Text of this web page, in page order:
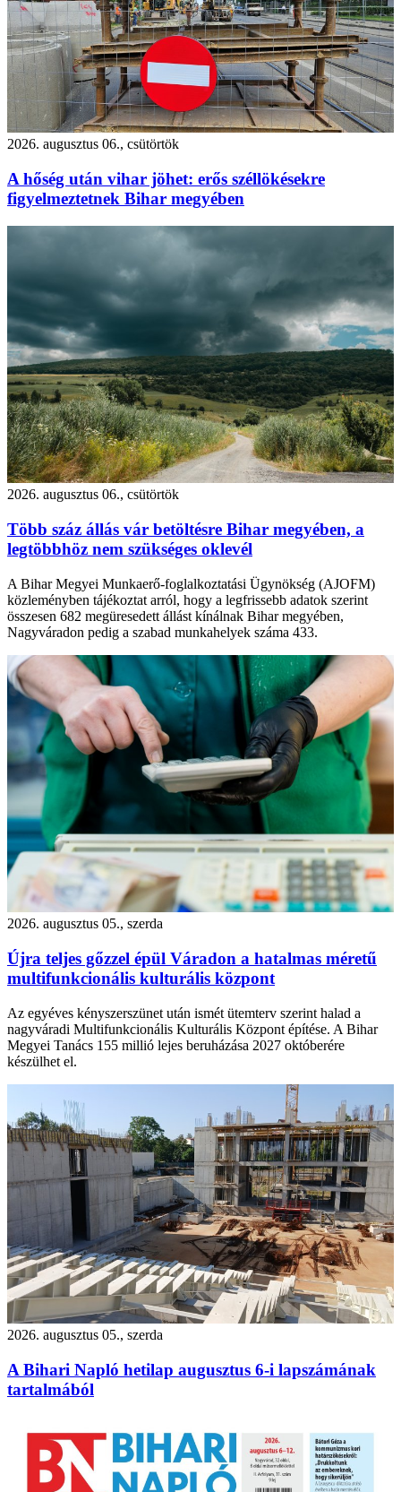
2026. augusztus 06., csütörtök
A hőség után vihar jöhet: erős széllökésekre
figyelmeztetnek Bihar megyében
2026. augusztus 06., csütörtök
Több száz állás vár betöltésre Bihar megyében, a
legtöbbhöz nem szükséges oklevél
A Bihar Megyei Munkaerő-foglalkoztatási Ügynökség (AJOFM)
közleményben tájékoztat arról, hogy a legfrissebb adatok szerint
összesen 682 megüresedett állást kínálnak Bihar megyében,
Nagyváradon pedig a szabad munkahelyek száma 433.
2026. augusztus 05., szerda
Újra teljes gőzzel épül Váradon a hatalmas méretű
multifunkcionális kulturális központ
Az egyéves kényszerszünet után ismét ütemterv szerint halad a
nagyváradi Multifunkcionális Kulturális Központ építése. A Bihar
Megyei Tanács 155 millió lejes beruházása 2027 októberére
készülhet el.
2026. augusztus 05., szerda
A Bihari Napló hetilap augusztus 6-i lapszámának
tartalmából